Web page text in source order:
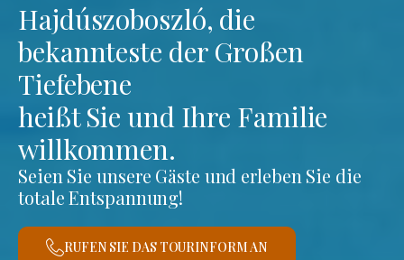
Hajdúszoboszló, die
bekannteste der Großen
Tiefebene
heißt Sie und Ihre Familie
willkommen.
Seien Sie unsere Gäste und erleben Sie die
totale Entspannung!
RUFEN SIE DAS TOURINFORM AN